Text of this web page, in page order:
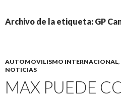
Archivo de la etiqueta: GP
AUTOMOVILISMO INTERNACIONAL,
NOTICIAS
MAX PUEDE